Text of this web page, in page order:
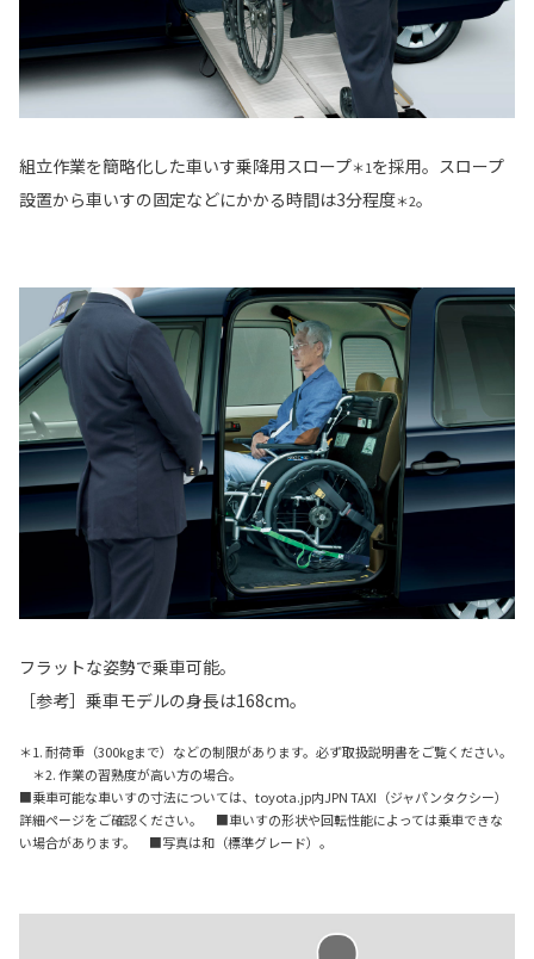
組立作業を簡略化した車いす乗降用スロープ＊1を採用。スロープ
設置から車いすの固定などにかかる時間は3分程度＊2。
フラットな姿勢で乗車可能。
［参考］乗車モデルの身長は168cm。
＊1. 耐荷重（300kgまで）などの制限があります。必ず取扱説明書をご覧ください。
＊2. 作業の習熟度が高い方の場合。
■乗車可能な車いすの寸法については、toyota.jp内JPN TAXI（ジャパンタクシー）
詳細ページをご確認ください。
■車いすの形状や回転性能によっては乗車できな
い場合があります。 ■写真は和（標準グレード）。